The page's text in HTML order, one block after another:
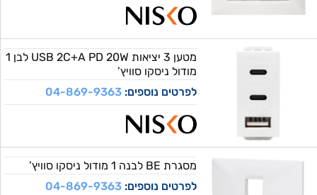
מטען 3 יציאות USB 2C+A PD 20W לבן 1
מודול ניסקו סוויץ’
לפרטים נוספים:04-869-9363
מסגרת BE לבנה 1 מודול ניסקו סוויץ’
לפרטים נוספים:04-869-9363